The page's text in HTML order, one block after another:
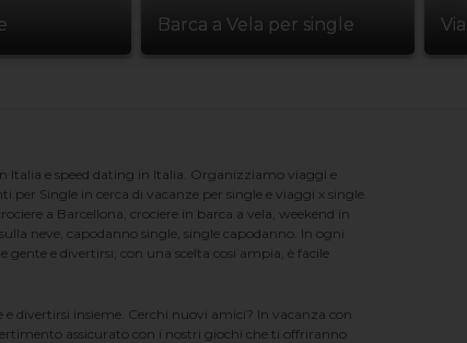
Barca a Vela per single
Italia e speed dating in Italia. Organizziamo viaggi e
Single in cerca di vacanze per single e viaggi x single.
a Barcellona, crociere in barca a vela, weekend in
neve, capodanno single, single capodanno. In ogni
e divertirsi; con una scelta cosi ampia, è facile
divertirsi insieme. Cerchi nuovi amici? In vacanza con
assicurato con i nostri giochi che ti offriranno